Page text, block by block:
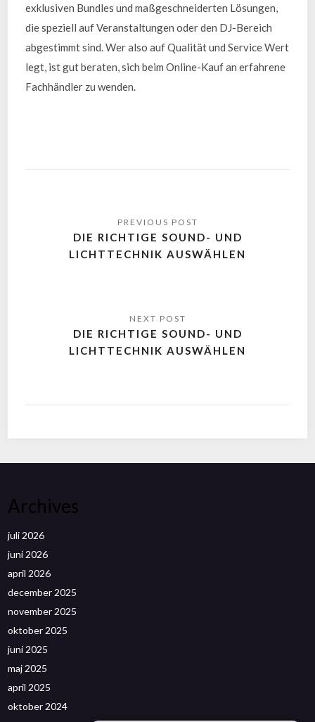
exklusiven Bundles und maßgeschneiderten Lösungen,
die speziell auf Veranstaltungen oder den DJ-Bereich
abgestimmt sind. Wer also auf Qualität und Service Wert
legt, ist gut beraten, sich beim Online-Kauf an erfahrene
Fachhändler zu wenden.
DIE RICHTIGE SOUND- UND
LICHTTECHNIK AUSWÄHLEN
DIE RICHTIGE SOUND- UND
LICHTTECHNIK AUSWÄHLEN
Archives
juli 2026
juni 2026
april 2026
december 2025
november 2025
oktober 2025
juni 2025
maj 2025
april 2025
oktober 2024